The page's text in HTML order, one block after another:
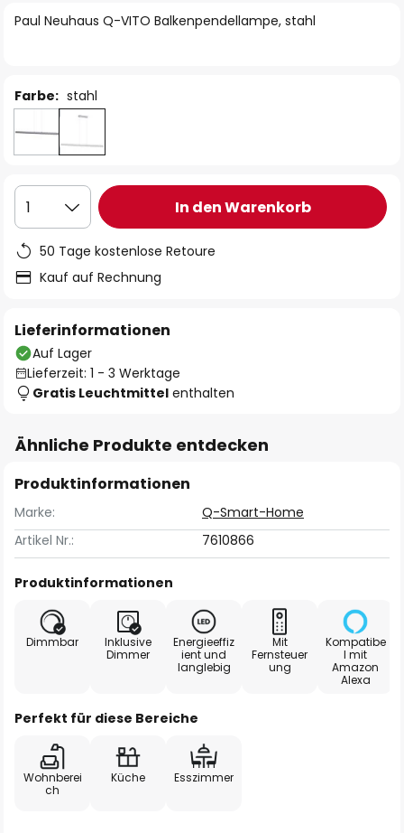
Paul Neuhaus Q-VITO Balkenpendellampe, stahl
Farbe: stahl
1 In den Warenkorb
50 Tage kostenlose Retoure
Kauf auf Rechnung
Lieferinformationen
Auf Lager
Lieferzeit: 1 - 3 Werktage
Gratis Leuchtmittel enthalten
Ähnliche Produkte entdecken
Produktinformationen
Marke:
Q-Smart-Home
Artikel Nr.:
7610866
Produktinformationen
Dimmbar
Inklusive
Dimmer
Energieeffiz
ient und
langlebig
Mit
Fernsteuer
ung
Kompatibe
l mit
Amazon
Alexa
Perfekt für diese Bereiche
Wohnberei
ch
Küche Esszimmer